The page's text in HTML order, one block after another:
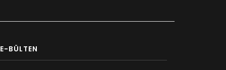
E-BÜLTEN